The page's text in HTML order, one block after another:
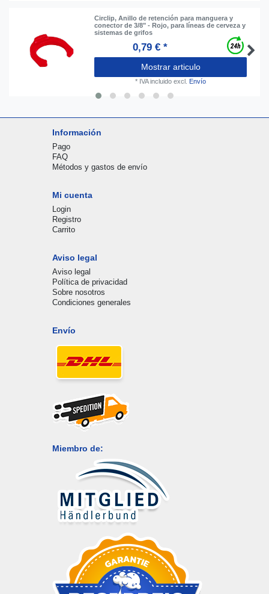
Circlip, Anillo de retención para manguera y
conector de 3/8" - Rojo, para líneas de cerveza y
sistemas de grifos
0,79 € *
Mostrar articulo
* IVA incluido excl. Envío
Información
Pago
FAQ
Métodos y gastos de envío
Mi cuenta
Login
Registro
Carrito
Aviso legal
Aviso legal
Política de privacidad
Sobre nosotros
Condiciones generales
Envío
Miembro de: